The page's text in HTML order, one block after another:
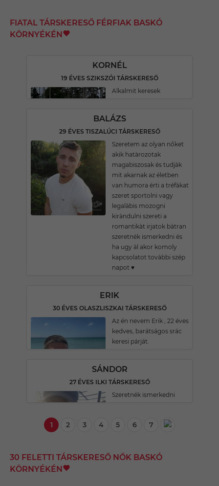
FIATAL TÁRSKERESŐ FÉRFIAK BASKÓ
KÖRNYÉKÉN
KORNÉL
19 ÉVES SZIKSZÓI TÁRSKERESŐ
Alkalmit keresek
BALÁZS
29 ÉVES TISZALÚCI TÁRSKERESŐ
Szeretem az olyan nőket
akik hatàrozotak
magabiszosak és tudjàk
mit akarnak az életben
van humora érti a tréfàkat
szeret sportolni vagy
legalàbis mozogni
kiràndulni szereti a
romantikàt irjatok bàtran
szeretnék ismerkedni és
ha ugy àl akor komoly
kapcsolatot tovàbbi szép
napot ♥️
ERIK
30 ÉVES OLASZLISZKAI TÁRSKERESŐ
Az én nevem Erik , 22 éves
kedves, barátságos srác
keresi párját.
SÁNDOR
27 ÉVES ILKI TÁRSKERESŐ
Szeretnék ismerkedni
1 2 3 4 5 6 7
30 FELETTI TÁRSKERESŐ NŐK BASKÓ
KÖRNYÉKÉN